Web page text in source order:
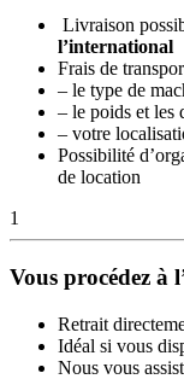
Livraison
l’international
Frais de
– le type de
– le poids et les
– votre
Possibilité
de location
1
Vous procédez à
Retrait
Idéal si vous
Nous vous